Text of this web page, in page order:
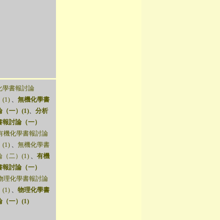
學書報討論
(1) 、 無機化學書
（一）(1)、 分析
討論（一）
機化學書報討論
(1) 、 無機化學書
（二）(1) 、 有機
討論（一）
理化學書報討論
(1) 、 物理化學書
（一）(1)